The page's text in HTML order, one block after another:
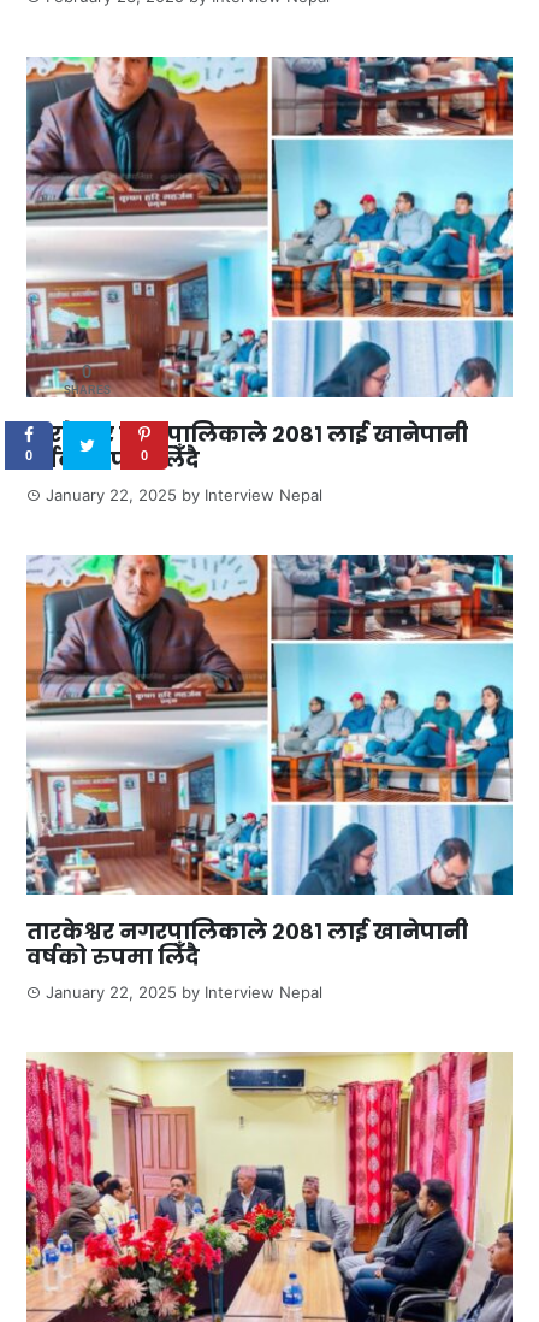
तारकेश्वर नगरपालिकाले २०८१ लाई खानेपानी
वर्षको रुपमा लिँदै
January 22, 2025 by Interview Nepal
तारकेश्वर नगरपालिकाले २०८१ लाई खानेपानी
वर्षको रुपमा लिँदै
January 22, 2025 by Interview Nepal
0
SHARES
0 0